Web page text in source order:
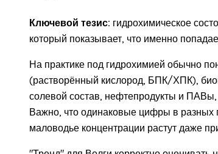
Ключевой тезис: гидрохимическое
который показывает, что именно
На практике под гидрохимией обычно
(растворённый кислород, БПК/ХПК),
солевой состав, нефтепродукты и ПАВы,
Важно, что одинаковые цифры в разных
маловодье концентрации растут даже